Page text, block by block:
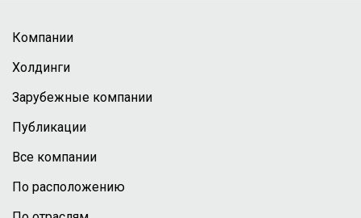
Компании
Холдинги
Зарубежные компании
Публикации
Все компании
По расположению